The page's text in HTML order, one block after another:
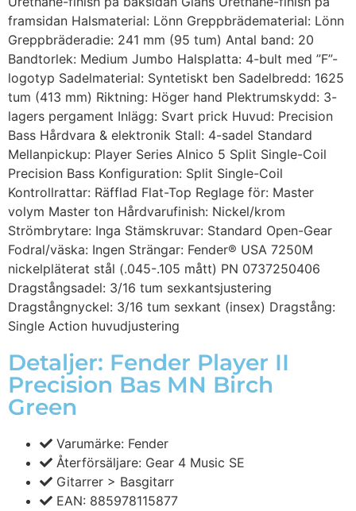
framsidan Halsmaterial: Lönn Greppbrädematerial: Lönn
Greppbräderadie: 241 mm (95 tum) Antal band: 20
Bandtorlek: Medium Jumbo Halsplatta: 4-bult med ”F”-
logotyp Sadelmaterial: Syntetiskt ben Sadelbredd: 1625
tum (413 mm) Riktning: Höger hand Plektrumskydd: 3-
lagers pergament Inlägg: Svart prick Huvud: Precision
Bass Hårdvara & elektronik Stall: 4-sadel Standard
Mellanpickup: Player Series Alnico 5 Split Single-Coil
Precision Bass Konfiguration: Split Single-Coil
Kontrollrattar: Räfflad Flat-Top Reglage för: Master
volym Master ton Hårdvarufinish: Nickel/krom
Strömbrytare: Inga Stämskruvar: Standard Open-Gear
Fodral/väska: Ingen Strängar: Fender® USA 7250M
nickelpläterat stål (.045-.105 mått) PN 0737250406
Dragstångsadel: 3/16 tum sexkantsjustering
Dragstångnyckel: 3/16 tum sexkant (insex) Dragstång:
Single Action huvudjustering
Detaljer: Fender Player II
Precision Bas MN Birch
Green
Varumärke: Fender
Återförsäljare: Gear 4 Music SE
Gitarrer > Basgitarr
EAN: 885978115877